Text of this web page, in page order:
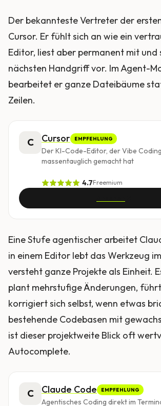
Der bekannteste Vertreter der
Cursor. Er fühlt sich an wie ein
Editor, liest aber permanent mit und
nächsten Handgriff vor. Im Agent-
bearbeitet er ganze Dateibäume
Zeilen.
C Cursor EMPFEHLUNG
Der KI-Code-Editor, der Vibe Coding
massentauglich gemacht hat
4.7Freemium
Eine Stufe agentischer arbeitet
in einem Editor lebt das Werkzeug
versteht ganze Projekte als Einheit.
plant mehrstufige Änderungen,
korrigiert sich selbst, wenn etwas
bestehende Codebasen mit
ist dieser projektweite Blick oft
Autocomplete.
C Claude Code EMPFEHLUNG
Agentisches Coding direkt im